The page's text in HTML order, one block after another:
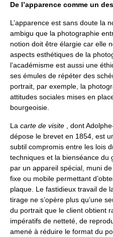
De l’apparence comme un
L’apparence est sans doute la
ambigu que la photographie
notion doit être élargie car elle
aspects esthétiques de la
l’académisme est aussi une
ses émules de répéter des
portrait, par exemple, la
attitudes sociales mises en
bourgeoisie.
La carte de visite , dont
dépose le brevet en 1854, est
subtil compromis entre les lois
techniques et la bienséance du
par un appareil spécial, muni
fixe ou mobile permettant
plaque. Le fastidieux travail de
tirage ne s’opère plus qu’une
du portrait que le client obtient
impératifs de netteté, de
amené à réduire le format du